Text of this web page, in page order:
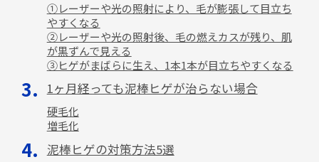
①レーザーや光の照射により、毛が膨張して目立ち
やすくなる
②レーザーや光の照射後、毛の燃えカスが残り、肌
が黒ずんで見える
③ヒゲがまばらに生え、1本1本が目立ちやすくなる
1ヶ月経っても泥棒ヒゲが治らない場合
硬毛化
増毛化
泥棒ヒゲの対策方法5選